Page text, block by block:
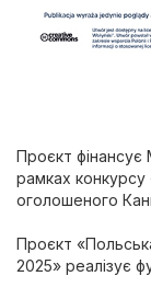
Проєкт фінансує
рамках конкурсу
оголошеного
Проєкт
2025» реалізує